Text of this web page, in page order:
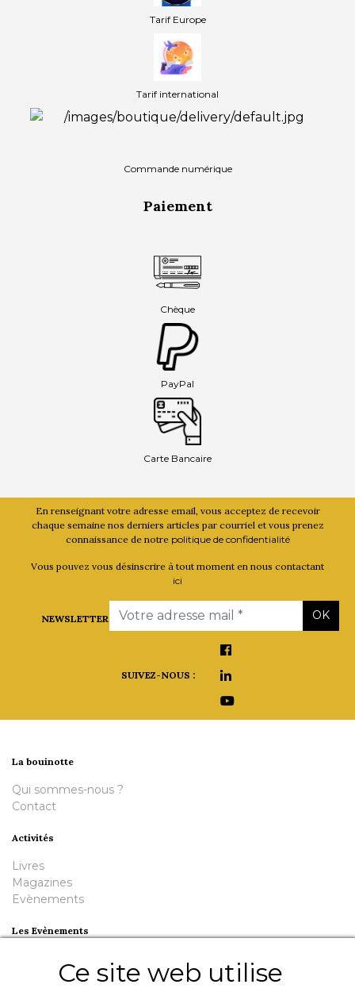
Ce site web utilise
Tarif Europe
Tarif international
Commande numérique
Paiement
Chèque
PayPal
Carte Bancaire
En renseignant votre adresse email, vous acceptez de recevoir
chaque semaine nos derniers articles par courriel et vous prenez
connaissance de notre politique de confidentialité
Vous pouvez vous désinscrire à tout moment en nous contactant
ici
NEWSLETTER
Email OK
SUIVEZ-NOUS :
La bouinotte
Qui sommes-nous ?
Contact
Activités
Livres
Magazines
Evènements
Les Evènements
Nuit de la Bouinotte